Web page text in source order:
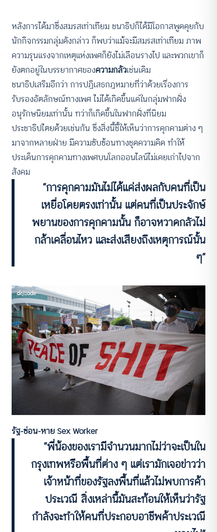
หลังการได้มาซึ่งสมรสเท่าเทียม ชนาธิปก็ได้มีโอกาสพูดคุยกับ
นักกิจกรรมกลุ่มดังกล่าว ก็พบว่าแม้จะมีสมรสเท่าเทียม ภาพ
ความรุนแรงจากเหตุแห่งเพศก็ยังไม่เลือนรางไป และพวกเขาก็
ยังตกอยู่ในบรรยากาศของความกลัวเช่นเดิม
ชนาธิปเสริมอีกว่า การปฏิเสธกฎหมายที่ว่าด้วยเรื่องการ
รับรองอัตลักษณ์ทางเพศ ไม่ได้เกิดขึ้นแค่ในกลุ่มฟากฝั่ง
อนุรักษนิยมเท่านั้น ทว่าก็เกิดขึ้นในฟากฝั่งที่นิยม
ประชาธิปไตยด้วยเช่นกัน ซึ่งสิ่งนี้ชี้ให้เห็นว่าการคุกคามต่าง ๆ
มาจากหลายฝ่าย มีความซับซ้อนทางชุดความคิด ทำให้
ประเด็นการคุกคามทางเพศบนโลกออนไลน์ไม่เคยเก่าไปจาก
สังคม
“การคุกคามมันไม่ได้แค่ส่งผลกับคนที่เป็น
เหยื่อโดยตรงเท่านั้น แต่คนที่เป็นประจักษ์
พยานของการคุกคามนั้น ก็อาจหวาดกลัวไม่
กล้าเคลื่อนไหว และส่งเสียงถึงเหตุการณ์นั้น
ๆ”
รัฐ-ซ่อน-หาย Sex Worker
“พี่น้องของเรามีจำนวนมากไม่ว่าจะเป็นใน
กรุงเทพหรือพื้นที่ต่าง ๆ แต่เรามักเจอข่าวว่า
เจ้าหน้าที่ของรัฐลงพื้นที่แล้วไม่พบการค้า
ประเวณี สิ่งเหล่านี้มันสะท้อนให้เห็นว่ารัฐ
กำลังจะทำให้คนที่ประกอบอาชีพค้าประเวณี